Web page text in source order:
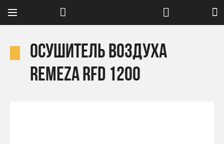
Осушитель воздуха
Remeza RFD 1200